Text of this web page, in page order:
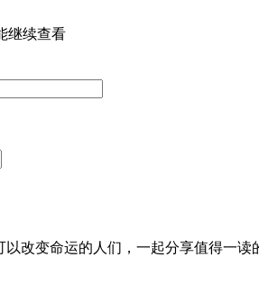
继续查看
以改变命运的人们，一起分享值得一读